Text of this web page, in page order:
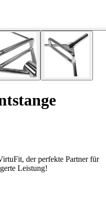
der perfekte Partner für
Leistung!